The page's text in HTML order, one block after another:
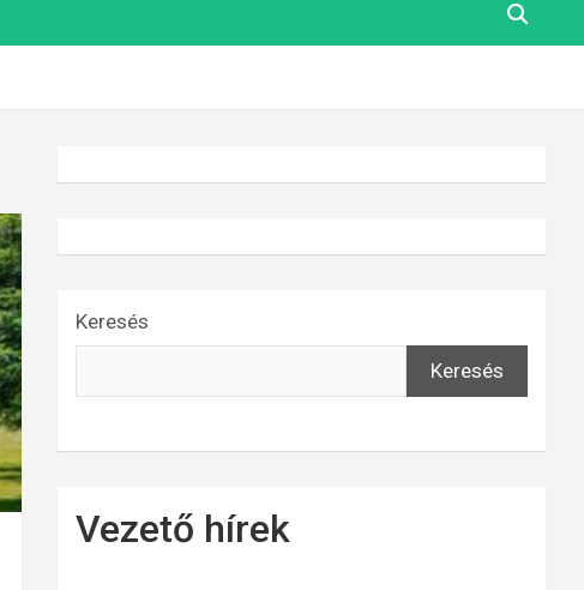
Keresés
Keresés
Vezető hírek